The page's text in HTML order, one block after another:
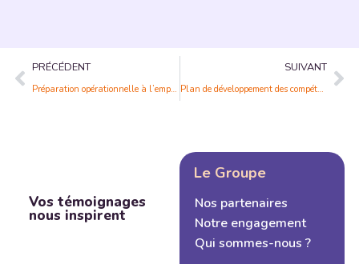
PRÉCÉDENT
Préparation opérationnelle à l’emploi : la clé pour réussir votre insertion professionnelle
SUIVANT
Plan de développement des compétences : investissez dans l’avenir de vos équipes
Vos témoignages
nous inspirent
Le Groupe
Nos partenaires
Notre engagement
Qui sommes-nous ?